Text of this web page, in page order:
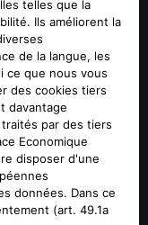
Guanyu qui, dès
C42,
du travail
pleine de défis
majeur,
vise à la rendre
d'honneur,
à la presse
Italie en tant que
la